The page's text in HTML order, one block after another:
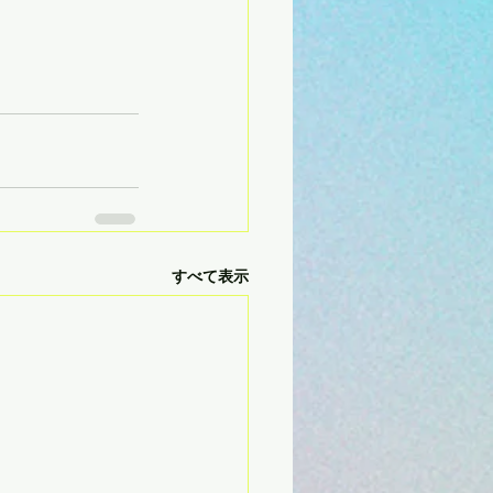
すべて表示